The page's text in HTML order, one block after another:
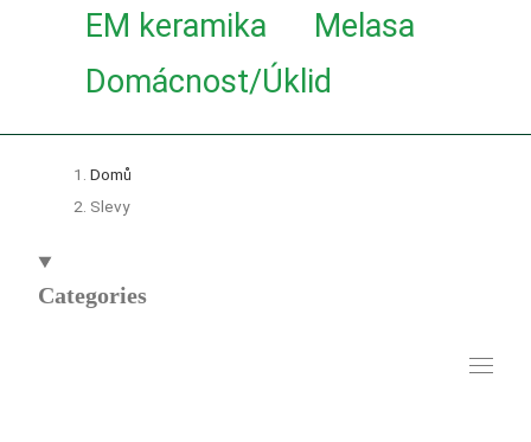
EM keramika
Melasa
Domácnost/Úklid
Domů
Slevy
Categories